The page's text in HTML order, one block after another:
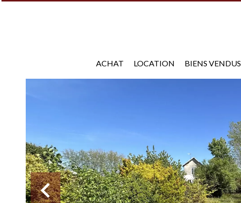
ACHAT LOCATION BIENS VENDUS